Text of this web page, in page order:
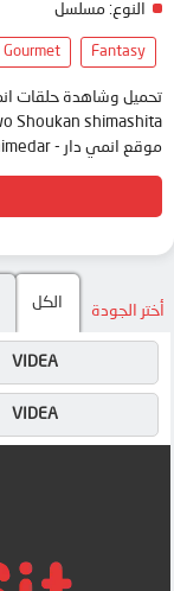
النوع: مسلسل
Fantasy
Gourmet
موقع انمي دار - animedar
أختر الجودة الكل
VIDEA
VIDEA